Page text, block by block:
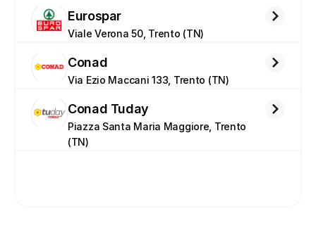
Eurospar
Viale Verona 50, Trento (TN)
Conad
Via Ezio Maccani 133, Trento (TN)
Conad Tuday
Piazza Santa Maria Maggiore, Trento
(TN)